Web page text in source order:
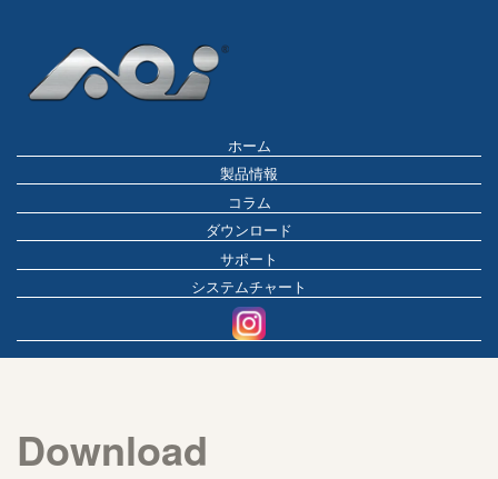
ホーム
製品情報
コラム
ダウンロード
サポート
システムチャート
Download